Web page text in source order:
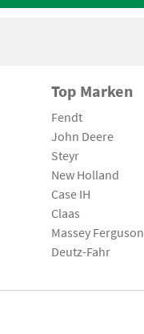
Top Marken
Fendt
John Deere
Steyr
New Holland
Case IH
Claas
Massey Ferguson
Deutz-Fahr